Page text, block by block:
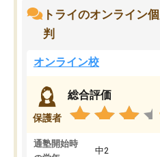
トライのオンライン
判
オンライン校
保護者
総合評価
通塾開始時
中2